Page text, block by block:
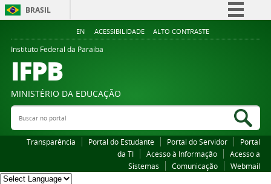
BRASIL
Simplifique!
Legislação
EN ACESSIBILIDADE ALTO CONTRASTE
Instituto Federal da Paraiba
IFPB
MINISTÉRIO DA EDUCAÇÃO
Buscar no portal
Transparência Portal do Estudante Portal do Servidor
Portal
da TI
Acesso à Informação
Acesso a
Sistemas
Comunicação Webmail